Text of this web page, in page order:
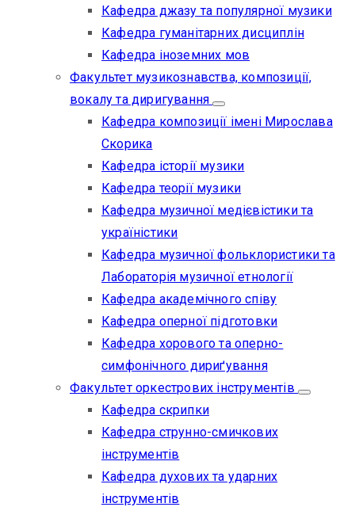
Кафедра джазу та популярної музики
Кафедра гуманітарних дисциплін
Кафедра іноземних мов
Факультет музикознавства, композиції,
вокалу та диригування
Кафедра композиції імені Мирослава
Скорика
Кафедра історії музики
Кафедра теорії музики
Кафедра музичної медієвістики та
україністики
Кафедра музичної фольклористики та
Лабораторія музичної етнології
Кафедра академічного співу
Кафедра оперної підготовки
Кафедра хорового та оперно-
симфонічного дириґування
Факультет оркестрових інструментів
Кафедра скрипки
Кафедра струнно-смичкових
інструментів
Кафедра духових та ударних
інструментів